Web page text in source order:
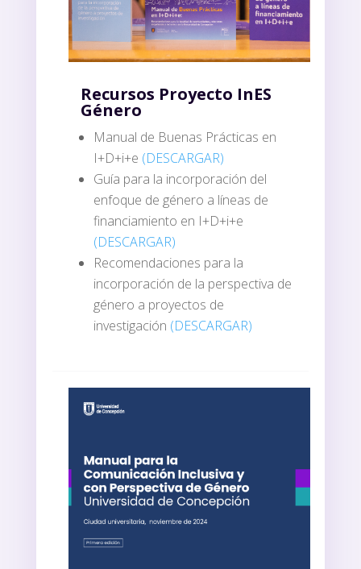
Recursos Proyecto InES
Género
Manual de Buenas Prácticas en
I+D+i+e (DESCARGAR)
Guía para la incorporación del
enfoque de género a líneas de
financiamiento en I+D+i+e
(DESCARGAR)
Recomendaciones para la
incorporación de la perspectiva de
género a proyectos de
investigación (DESCARGAR)